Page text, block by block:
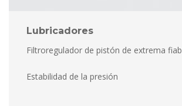
Lubricadore
Filtroregulador de pistón de extrema
Estabilidad de la presión